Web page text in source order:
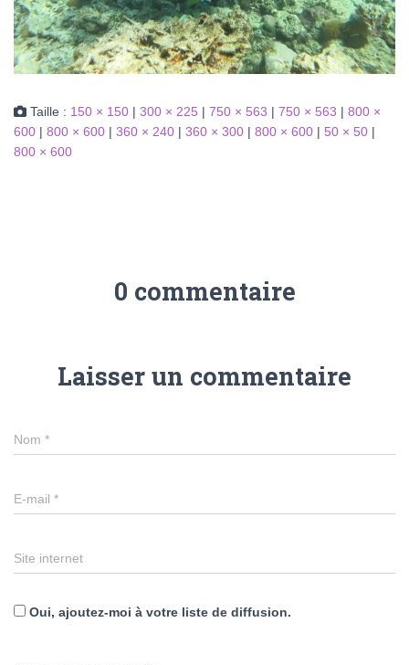
Taille : 150 × 150 | 300 × 225 | 750 × 563 | 750 × 563 | 800 ×
600 | 800 × 600 | 360 × 240 | 360 × 300 | 800 × 600 | 50 × 50 |
800 × 600
0 commentaire
Laisser un commentaire
Nom *
E-mail *
Site internet
Oui, ajoutez-moi à votre liste de diffusion.